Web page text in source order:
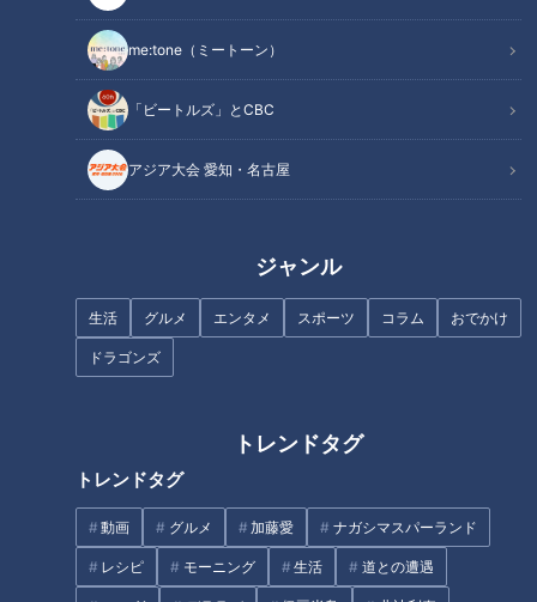
me:tone（ミートーン）
「ビートルズ」とCBC
アジア大会 愛知・名古屋
ジャンル
生活 グルメ エンタメ スポーツ コラム おでかけ
ドラゴンズ
トレンドタグ
トレンドタグ
動画 グルメ 加藤愛 ナガシマスパーランド
レシピ モーニング 生活 道との遭遇
思い出の地「佐渡島」へ！“廃
道”に人生を捧げる道マニア・石
井あつこの佐渡島一周ドライブ
マンガン鉱山と関係！？大滝ダ
田悠貴の軽トラ四国一周の旅
純烈・酒井一圭が語る 新メンバ
ー選考で重視するところ